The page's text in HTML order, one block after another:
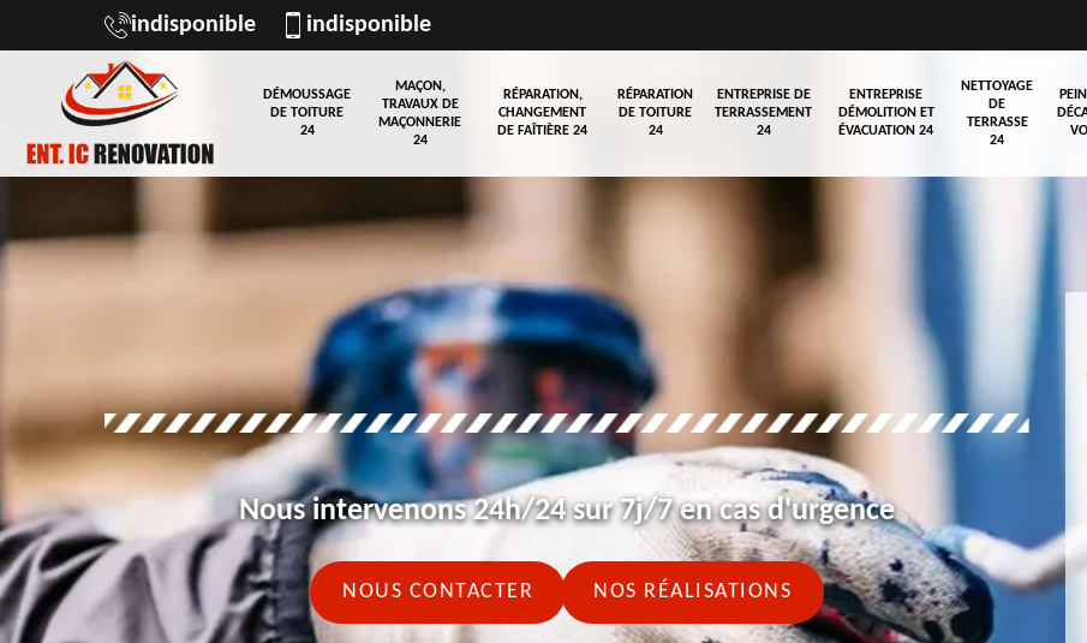
indisponible indisponible
DÉMOUSSAGE
DE TOITURE
24
MAÇON,
TRAVAUX DE
MAÇONNERIE
24
RÉPARATION,
CHANGEMENT
DE FAÎTIÈRE 24
RÉPARATION
DE TOITURE
24
ENTREPRISE DE
TERRASSEMENT
24
ENTREPRISE
DÉMOLITION ET
ÉVACUATION 24
NETTOYAGE
DE
TERRASSE
24
Nous intervenons 24h/24 sur 7j/7 en cas d'urgence
NOUS CONTACTER NOS RÉALISATIONS